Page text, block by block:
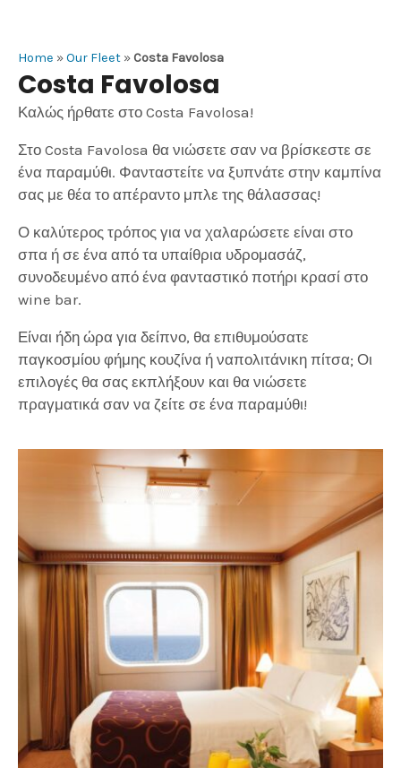
Home »Our Fleet » Costa Favolosa
Costa Favolosa
Καλώς ήρθατε στο Costa Favolosa!
Στο Costa Favolosa θα νιώσετε σαν να βρίσκεστε σε
ένα παραμύθι. Φανταστείτε να ξυπνάτε στην καμπίνα
σας με θέα το απέραντο μπλε της θάλασσας!
Ο καλύτερος τρόπος για να χαλαρώσετε είναι στο
σπα ή σε ένα από τα υπαίθρια υδρομασάζ,
συνοδευμένο από ένα φανταστικό ποτήρι κρασί στο
wine bar.
Είναι ήδη ώρα για δείπνο, θα επιθυμούσατε
παγκοσμίου φήμης κουζίνα ή ναπολιτάνικη πίτσα; Οι
επιλογές θα σας εκπλήξουν και θα νιώσετε
πραγματικά σαν να ζείτε σε ένα παραμύθι!